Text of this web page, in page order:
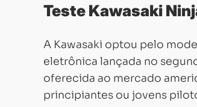
Teste Kawasaki
A Kawasaki optou pelo
eletrônica lançada no
oferecida ao mercado
principiantes ou jovens